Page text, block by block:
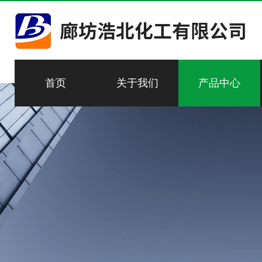
首页 关于我们 产品中心